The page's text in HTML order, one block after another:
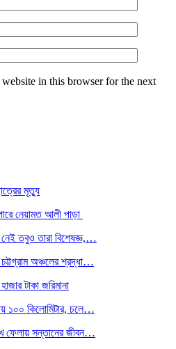
in this browser for the next
মৃত্যু
নেয়ামত আলী পাড়া
নেই তবুও তারা বিশেষজ্ঞ,…
অঞ্চলের শ্রদ্ধা…
টাকা জরিমানা
১০০ কিলোমিটার, চলে…
ফেলায় সন্তানের জীবন…